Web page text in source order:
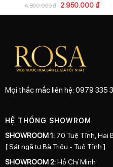
4.850.000₫ 2.950.000 ₫
Mọi thắc mắc liên hệ: 0979 335
HỆ THỐNG SHOWROM
SHOWROOM 1: 70 Tuệ Tĩnh, Hai
[ Sát ngã tư Bà Triệu - Tuệ Tĩnh ]
SHOWROOM 2:Hồ Chí Minh